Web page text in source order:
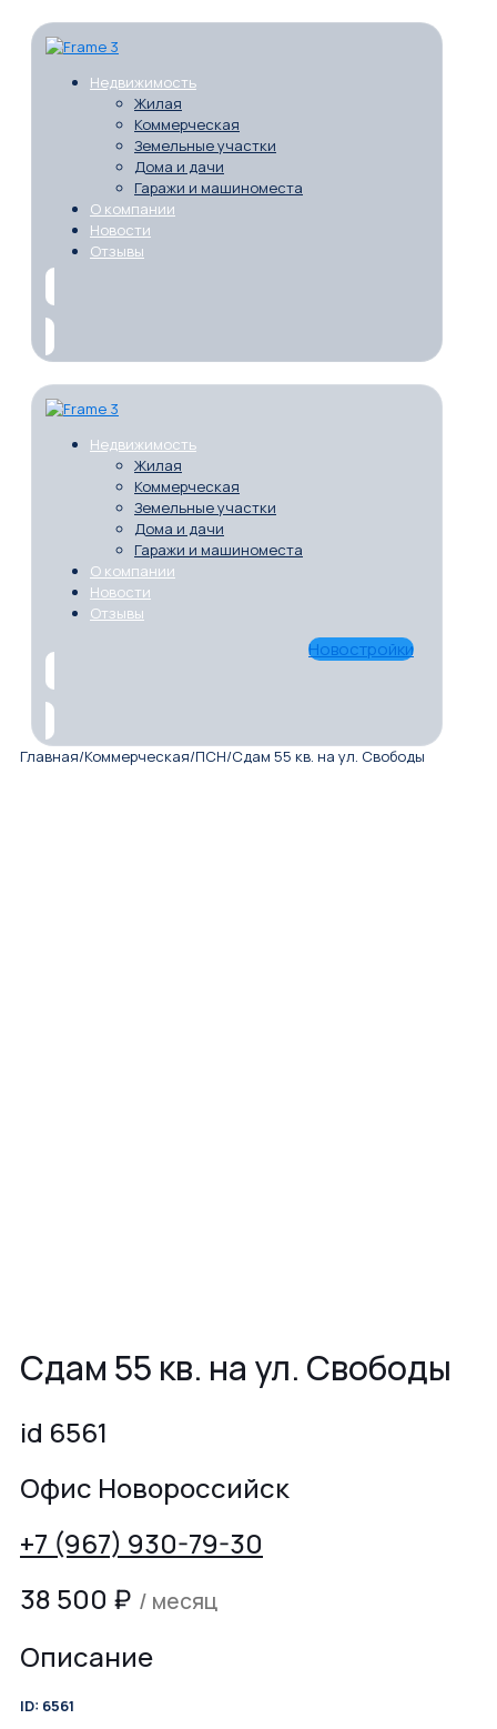
Недвижимость
Жилая
Коммерческая
Земельные участки
Дома и дачи
Гаражи и машиноместа
О компании
Новости
Отзывы
Недвижимость
Жилая
Коммерческая
Земельные участки
Дома и дачи
Гаражи и машиноместа
О компании
Новости
Отзывы
Новостройки
Главная/Коммерческая/ПСН/Сдам 55 кв. на ул. Свободы
Сдам 55 кв. на ул. Свободы
id 6561
Офис Новороссийск
+7 (967) 930-79-30
38 500 ₽ / месяц
Описание
ID: 6561